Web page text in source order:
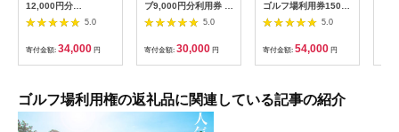
12,000円分
[BBEC002]ゴルフ倶
楽部大樹 瀬戸店
5.0
寄付金額: 34,000 円
ブ9,000円分利用券 /
ゴルフ[AFAD007]
5.0
寄付金額: 30,000 円
ゴルフ場利用券15000
円分（寄付金額の3割
相当額分） ／ ゴルフ
プレー 都心から1時間
利用券 ゴルフ場 チケ
ット 茨城 ゴルフ 予約
立地 ゴルフラウンド
アウトドア スポーツ
5.0
寄付金額: 54,000 円
ゴルフ場利用権の返礼品に関連している記事の紹介